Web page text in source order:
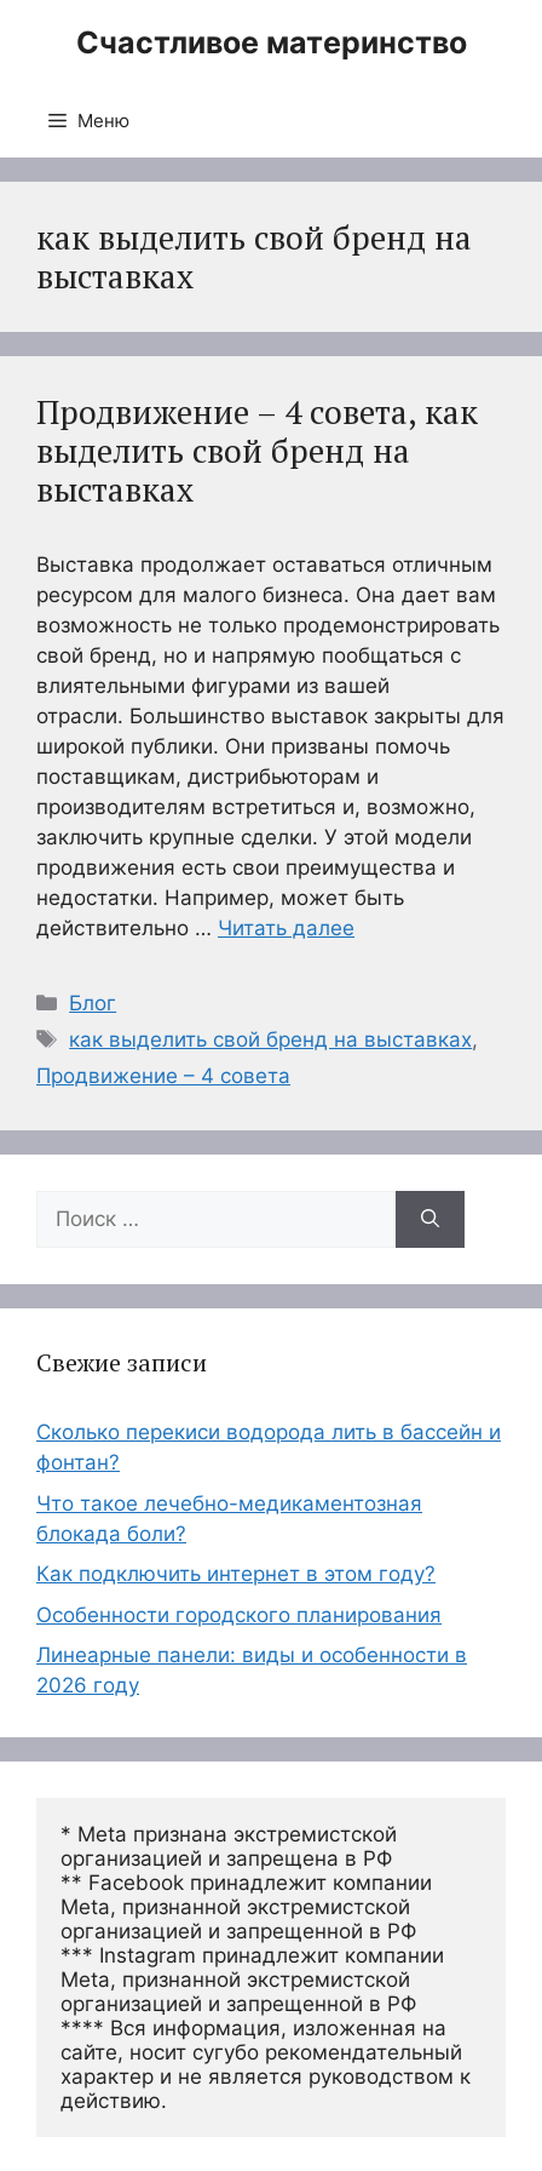
Счастливое материнство
Меню
как выделить свой бренд на
выставках
Продвижение – 4 совета, как
выделить свой бренд на
выставках
Выставка продолжает оставаться отличным
ресурсом для малого бизнеса. Она дает вам
возможность не только продемонстрировать
свой бренд, но и напрямую пообщаться с
влиятельными фигурами из вашей
отрасли. Большинство выставок закрыты для
широкой публики. Они призваны помочь
поставщикам, дистрибьюторам и
производителям встретиться и, возможно,
заключить крупные сделки. У этой модели
продвижения есть свои преимущества и
недостатки. Например, может быть
действительно … Читать далее
Рубрики
Блог
Метки
как выделить свой бренд на выставках,
Продвижение – 4 совета
Поиск:
Свежие записи
Сколько перекиси водорода лить в бассейн и
фонтан?
Что такое лечебно-медикаментозная
блокада боли?
Как подключить интернет в этом году?
Особенности городского планирования
Линеарные панели: виды и особенности в
2026 году
* Meta признана экстремистской
организацией и запрещена в РФ
** Facebook принадлежит компании
Meta, признанной экстремистской
организацией и запрещенной в РФ
*** Instagram принадлежит компании
Meta, признанной экстремистской
организацией и запрещенной в РФ
**** Вся информация, изложенная на
сайте, носит сугубо рекомендательный
характер и не является руководством к
действию.